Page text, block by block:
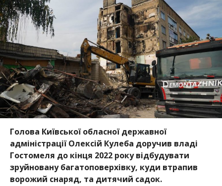
Голова Київської обласної державної
адміністрації Олексій Кулеба доручив владі
Гостомеля до кінця 2022 року відбудувати
зруйновану багатоповерхівку, куди втрапив
ворожий снаряд, та дитячий садок.